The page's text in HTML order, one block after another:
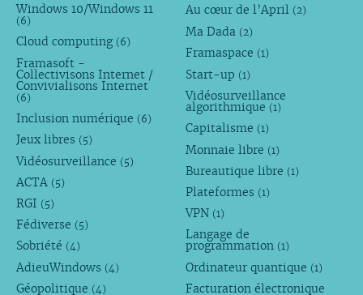
Windows 10/Windows 11
(6)
Cloud computing (6)
Framasoft -
Collectivisons Internet /
Convivialisons Internet
(6)
Inclusion numérique (6)
Jeux libres (5)
Vidéosurveillance (5)
ACTA (5)
RGI (5)
Fédiverse (5)
Sobriété (4)
AdieuWindows (4)
Géopolitique (4)
Au cœur de l’April (2)
Ma Dada (2)
Framaspace (1)
Start-up (1)
Vidéosurveillance
algorithmique (1)
Capitalisme (1)
Monnaie libre (1)
Bureautique libre (1)
Plateformes (1)
VPN (1)
Langage de
programmation (1)
Ordinateur quantique (1)
Facturation électronique